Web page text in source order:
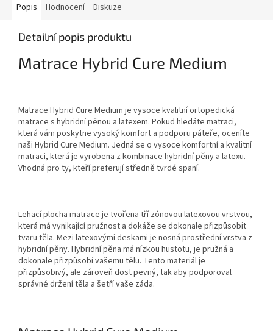
Popis Hodnocení Diskuze
Detailní popis produktu
Matrace Hybrid Cure Medium
Matrace Hybrid Cure Medium je vysoce kvalitní ortopedická
matrace s hybridní pěnou a latexem. Pokud hledáte matraci,
která vám poskytne vysoký komfort a podporu páteře, oceníte
naši Hybrid Cure Medium. Jedná se o vysoce komfortní a kvalitní
matraci, která je vyrobena z kombinace hybridní pěny a latexu.
Vhodná pro ty, kteří preferují středně tvrdé spaní.
Lehací plocha matrace je tvořena tří zónovou latexovou vrstvou,
která má vynikající pružnost a dokáže se dokonale přizpůsobit
tvaru těla. Mezi latexovými deskami je nosná prostřední vrstva z
hybridní pěny. Hybridní pěna má nízkou hustotu, je pružná a
dokonale přizpůsobí vašemu tělu. Tento materiál je
přizpůsobivý, ale zároveň dost pevný, tak aby podporoval
správné držení těla a šetří vaše záda.